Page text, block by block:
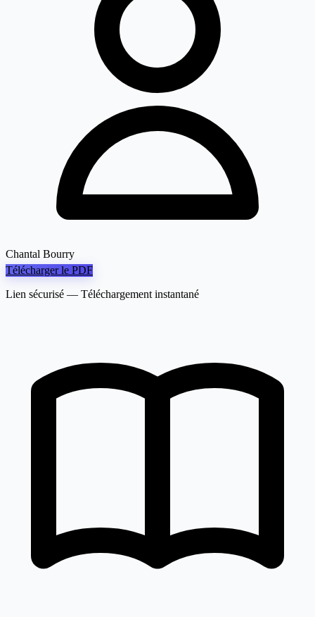
Chantal Bourry
Télécharger le PDF
Lien sécurisé — Téléchargement instantané